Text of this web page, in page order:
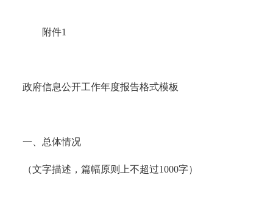
附件1
政府信息公开工作年度报告格式模板
一、总体情况
（文字描述，篇幅原则上不超过1000字）